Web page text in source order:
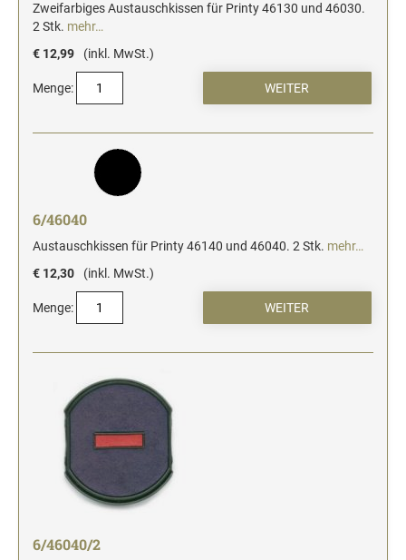
Zweifarbiges Austauschkissen für Printy 46130 und 46030.
2 Stk. mehr…
€ 12,99
(inkl. MwSt.)
Menge:
6/46040
Austauschkissen für Printy 46140 und 46040. 2 Stk. mehr…
€ 12,30
(inkl. MwSt.)
Menge:
6/46040/2